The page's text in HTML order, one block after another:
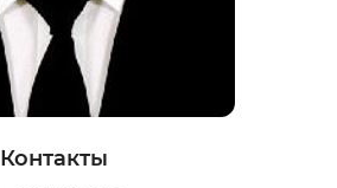
Контакты